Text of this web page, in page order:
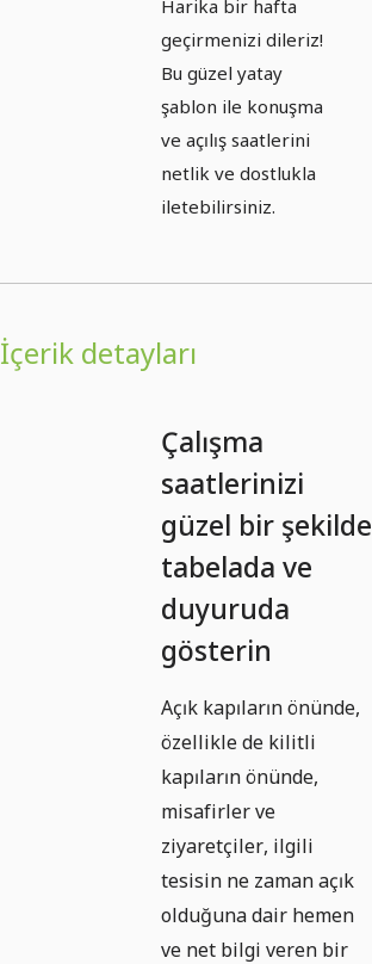
Harika bir hafta
geçirmenizi dileriz!
Bu güzel yatay
şablon ile konuşma
ve açılış saatlerini
netlik ve dostlukla
iletebilirsiniz.
İçerik detayları
Çalışma
saatlerinizi
güzel bir şekilde
tabelada ve
duyuruda
gösterin
Açık kapıların önünde,
özellikle de kilitli
kapıların önünde,
misafirler ve
ziyaretçiler, ilgili
tesisin ne zaman açık
olduğuna dair hemen
ve net bilgi veren bir